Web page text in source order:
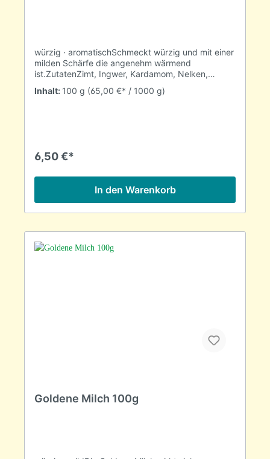
würzig · aromatischSchmeckt würzig und mit einer
milden Schärfe die angenehm wärmend
ist.ZutatenZimt, Ingwer, Kardamom, Nelken,
Zitwerwurzel, PfefferZubereitung1 EL auf 1 Ltr.
Wasser (100°C)10 Min. ziehen lassen
Inhalt: 100 g (65,00 €* / 1000 g)
6,50 €*
In den Warenkorb
Goldene Milch 100g